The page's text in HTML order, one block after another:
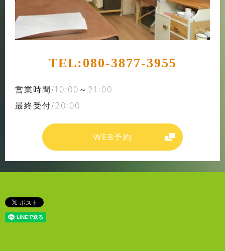
TEL:080-3877-3955
営業時間/10:00～21:00
最終受付/20:00
WEB予約